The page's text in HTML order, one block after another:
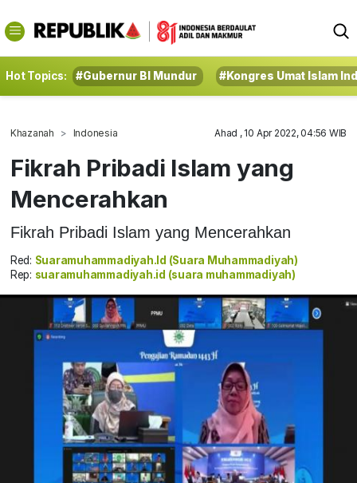
Hot Topics: #Gubernur BI Mundur #Kongres Umat Islam
Khazanah Indonesia Ahad , 10 Apr 2022, 04:56 WIB
Fikrah Pribadi Islam yang
Mencerahkan
Fikrah Pribadi Islam yang Mencerahkan
Red: Suaramuhammadiyah.id (suara Muhammadiyah)
Rep: suaramuhammadiyah.id (suara muhammadiyah)